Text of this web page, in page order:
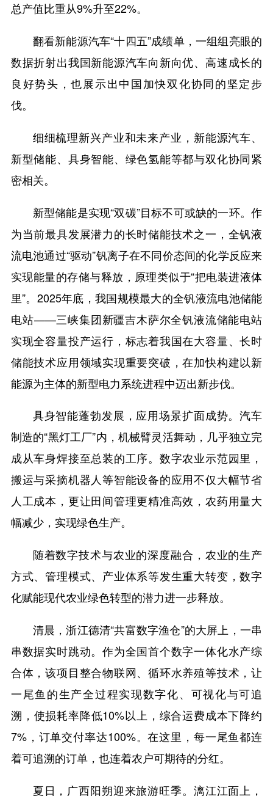
总产值比重从9%升至22%。
翻看新能源汽车“十四五”成绩单，一组组亮眼的
数据折射出我国新能源汽车向新向优、高速成长的
良好势头，也展示出中国加快双化协同的坚定步
伐。
细细梳理新兴产业和未来产业，新能源汽车、
新型储能、具身智能、绿色氢能等都与双化协同紧
密相关。
新型储能是实现“双碳”目标不可或缺的一环。作
为当前最具发展潜力的长时储能技术之一，全钒液
流电池通过“驱动”钒离子在不同价态间的化学反应来
实现能量的存储与释放，原理类似于“把电装进液体
里”。2025年底，我国规模最大的全钒液流电池储能
电站——三峡集团新疆吉木萨尔全钒液流储能电站
实现全容量投产运行，标志着我国在大容量、长时
储能技术应用领域实现重要突破，在加快构建以新
能源为主体的新型电力系统进程中迈出新步伐。
具身智能蓬勃发展，应用场景扩面成势。汽车
制造的“黑灯工厂”内，机械臂灵活舞动，几乎独立完
成从车身焊接至总装的工序。数字农业示范园里，
搬运与采摘机器人等智能设备的应用不仅大幅节省
人工成本，更让田间管理更精准高效，农药用量大
幅减少，实现绿色生产。
随着数字技术与农业的深度融合，农业的生产
方式、管理模式、产业体系等发生重大转变，数字
化赋能现代农业绿色转型的潜力进一步释放。
清晨，浙江德清“共富数字渔仓”的大屏上，一串
串数据实时跳动。作为全国首个数字一体化水产综
合体，该项目整合物联网、循环水养殖等技术，让
一尾鱼的生产全过程实现数字化、可视化与可追
溯，使损耗率降低10%以上，综合运费成本下降约
7%，订单交付率达100%。在这里，每一尾鱼都连
着可追溯的订单，也连着农户可期待的分红。
夏日，广西阳朔迎来旅游旺季。漓江江面上，